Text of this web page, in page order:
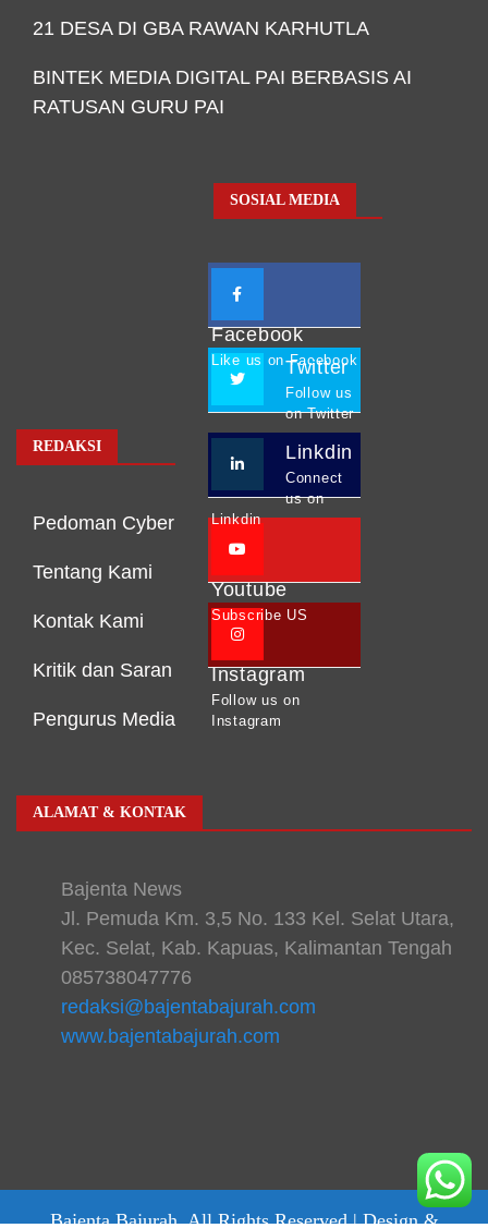
21 DESA DI GBA RAWAN KARHUTLA
BINTEK MEDIA DIGITAL PAI BERBASIS AI
RATUSAN GURU PAI
REDAKSI
Pedoman Cyber
Tentang Kami
Kontak Kami
Kritik dan Saran
Pengurus Media
SOSIAL MEDIA
Facebook
Like us on Facebook
Twitter
Follow us
on Twitter
Linkdin
Connect
us on
Linkdin
Youtube
Subscribe US
Instagram
Follow us on
Instagram
ALAMAT & KONTAK
Bajenta News
Jl. Pemuda Km. 3,5 No. 133 Kel. Selat Utara,
Kec. Selat, Kab. Kapuas, Kalimantan Tengah
085738047776
redaksi@bajentabajurah.com
www.bajentabajurah.com
Bajenta Bajurah. All Rights Reserved |Design &